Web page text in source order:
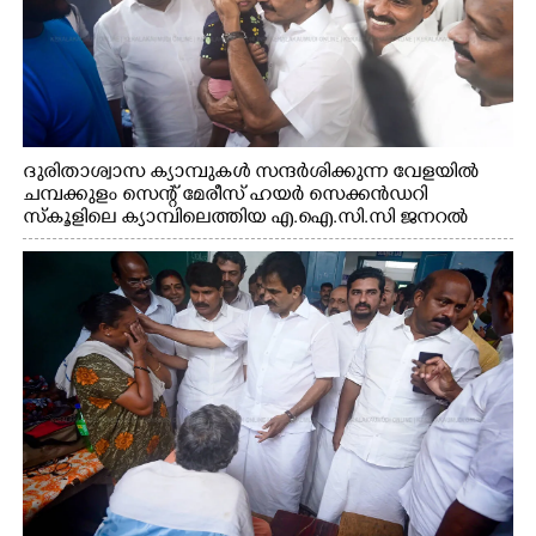
ദുരിതാശ്വാസ ക്യാമ്പുകൾ സന്ദർശിക്കുന്ന വേളയിൽ
ചമ്പക്കുളം സെന്റ് മേരീസ് ഹയർ സെക്കൻഡറി
സ്കൂളിലെ ക്യാമ്പിലെത്തിയ എ.ഐ.സി.സി ജനറൽ
സെക്രട്ടറി കെ.സി വേണുഗോപാൽ എം.പി കുരുന്നിനെ
എടുത്ത് ലാളിച്ചപ്പോൾ. സഹകരണ-എക്സൈസ്
വകുപ്പ് മന്ത്രി എം. ലിജു, കൃഷിവകുപ്പ് മന്ത്രി ടി. സിദ്ദിഖ്,
റെജി ചെറിയാൻ എം. എൽ. എ എന്നിവർ സമീപം